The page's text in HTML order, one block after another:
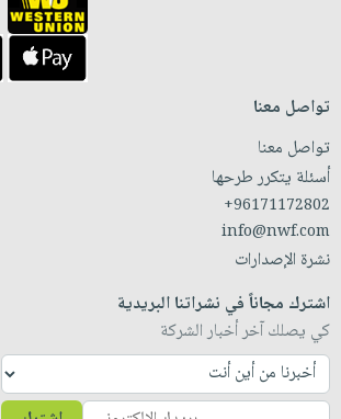
تواصل معنا
تواصل معنا
أسئلة يتكرر طرحها
+96171172802
info@nwf.com
نشرة الإصدارات
اشترك مجاناً في نشراتنا البريدية
كي يصلك آخر أخبار الشركة